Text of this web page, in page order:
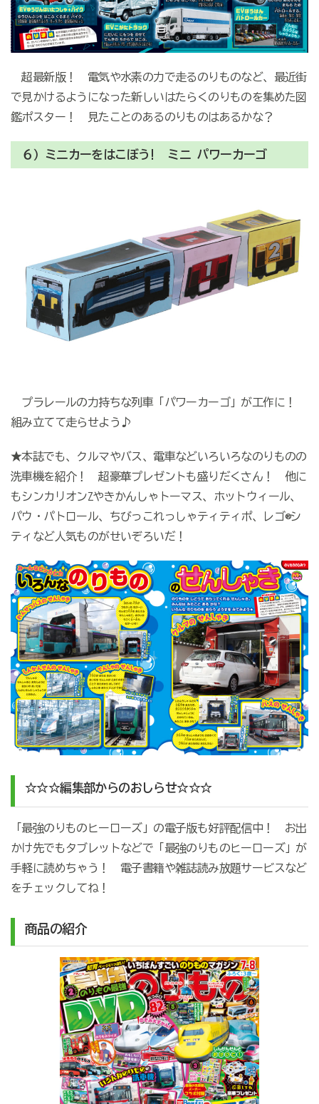
超最新版！ 電気や水素の力で走るのりものなど、最近街
で見かけるようになった新しいはたらくのりものを集めた図
鑑ポスター！ 見たことのあるのりものはあるかな？
６）ミニカーをはこぼう! ミニ パワーカーゴ
プラレールの力持ちな列車「パワーカーゴ」が工作に！
組み立てて走らせよう♪
★本誌でも、クルマやバス、電車などいろいろなのりものの
洗車機を紹介！ 超豪華プレゼントも盛りだくさん！ 他に
もシンカリオンZやきかんしゃトーマス、ホットウィール、
パウ・パトロール、ちびっこれっしゃティティポ、レゴ®シ
ティなど人気ものがせいぞろいだ！
☆☆☆編集部からのおしらせ☆☆☆
「最強のりものヒーローズ」の電子版も好評配信中！ お出
かけ先でもタブレットなどで「最強のりものヒーローズ」が
手軽に読めちゃう！ 電子書籍や雑誌読み放題サービスなど
をチェックしてね！
商品の紹介